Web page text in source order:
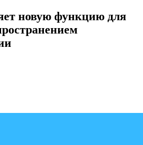
новую функцию для